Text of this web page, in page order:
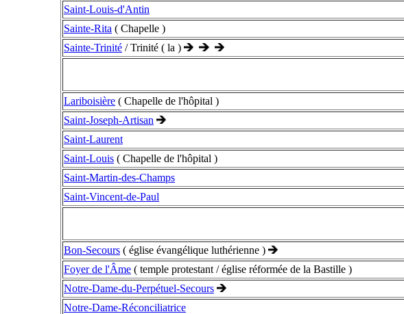
Saint-Louis-d'Antin
Sainte-Rita ( Chapelle )
Sainte-Trinité / Trinité ( la )
Lariboisière ( Chapelle de l'hôpital )
Saint-Joseph-Artisan
Saint-Laurent
Saint-Louis ( Chapelle de l'hôpital )
Saint-Martin-des-Champs
Saint-Vincent-de-Paul
Bon-Secours ( église évangélique luthérienne )
Foyer de l'Âme ( temple protestant / église réformée de la Bastille )
Notre-Dame-du-Perpétuel-Secours
Notre-Dame-Réconciliatrice